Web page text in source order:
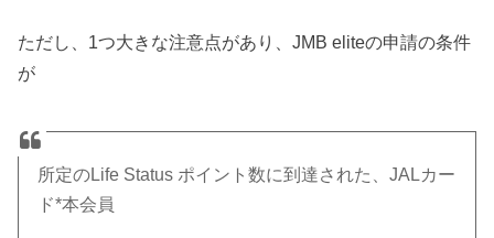
ただし、1つ大きな注意点があり、JMB eliteの申請の条件
が
所定のLife Status ポイント数に到達された、JALカー
ド*本会員